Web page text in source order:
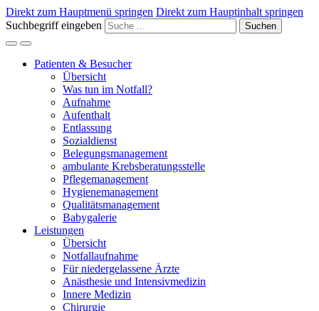
Direkt zum Hauptmenü springen Direkt zum Hauptinhalt springen
Suchbegriff eingeben
Suchen
Patienten & Besucher
Übersicht
Was tun im Notfall?
Aufnahme
Aufenthalt
Entlassung
Sozialdienst
Belegungsmanagement
ambulante Krebsberatungsstelle
Pflegemanagement
Hygienemanagement
Qualitätsmanagement
Babygalerie
Leistungen
Übersicht
Notfallaufnahme
Für niedergelassene Ärzte
Anästhesie und Intensivmedizin
Innere Medizin
Chirurgie